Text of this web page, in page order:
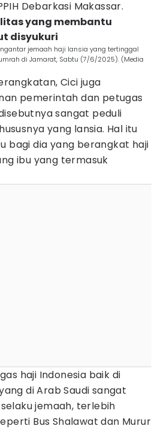
Debarkasi Makassar.
yang membantu
disyukuri
jemaah haji lansia yang tertinggal
di Jamarat, Sabtu (7/6/2025). (Media
Cici juga
pemerintah dan petugas
sangat peduli
yang lansia. Hal itu
bagi dia yang berangkat haji
ibu yang termasuk
haji Indonesia baik di
di Arab Saudi sangat
jemaah, terlebih
Bus Shalawat dan Murur